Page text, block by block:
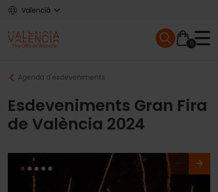
Skip
content
Valencià
Main
navigation
0
Mobile menu
Breadcrumb
Agenda d'esdeveniments
Esdeveniments Gran Fira
de València 2024